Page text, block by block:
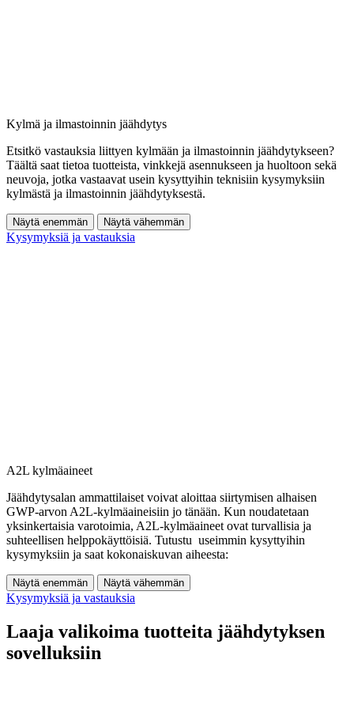
Kylmä ja ilmastoinnin jäähdytys
Etsitkö vastauksia liittyen kylmään ja ilmastoinnin jäähdytykseen?
Täältä saat tietoa tuotteista, vinkkejä asennukseen ja huoltoon sekä
neuvoja, jotka vastaavat usein kysyttyihin teknisiin kysymyksiin
kylmästä ja ilmastoinnin jäähdytyksestä.
Näytä enemmän Näytä vähemmän
Kysymyksiä ja vastauksia
A2L kylmäaineet
Jäähdytysalan ammattilaiset voivat aloittaa siirtymisen alhaisen
GWP-arvon A2L-kylmäaineisiin jo tänään. Kun noudatetaan
yksinkertaisia varotoimia, A2L-kylmäaineet ovat turvallisia ja
suhteellisen helppokäyttöisiä. Tutustu useimmin kysyttyihin
kysymyksiin ja saat kokonaiskuvan aiheesta:
Näytä enemmän Näytä vähemmän
Kysymyksiä ja vastauksia
Laaja valikoima tuotteita jäähdytyksen
sovelluksiin